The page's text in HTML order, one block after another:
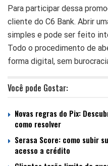
Para participar dessa
cliente do C6 Bank. Abrir
simples e pode ser feito
Todo o procedimento de
forma digital, sem
Você pode Gostar:
Novas regras do Pix:
como resolver
Serasa Score: como subir
acesso a crédito